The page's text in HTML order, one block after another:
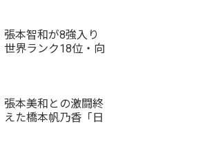
国高等学校定時制通
信制卓球大会＞
張本智和が8強入り
世界ランク18位・向
張本美和との激闘終
えた橋本帆乃香「日